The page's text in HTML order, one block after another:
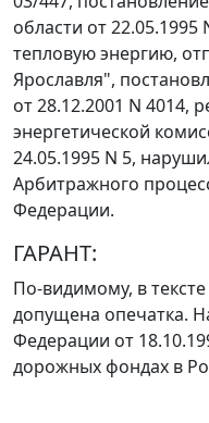
области от
тепловую энергию,
Ярославля",
от 28.12.2001 N 4014,
энергетической
24.05.1995 N 5,
Арбитражного
Федерации.
ГАРАНТ:
По-видимому, в
допущена опечатка.
Федерации от
дорожных фондах в